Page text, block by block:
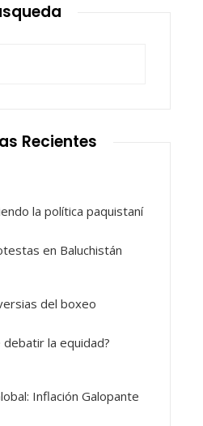
Recientes
la política paquistaní
en Baluchistán
del boxeo
la equidad?
Inflación Galopante